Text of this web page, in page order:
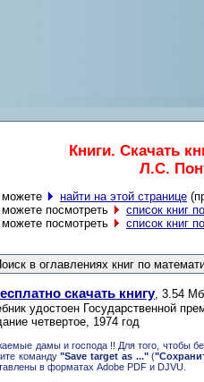
Книги. Скачать
Л.С.
найти на этой странице
посмотреть
список книг
посмотреть
список книг
скачать книгу, 3.54
удостоен Государственной
четвертое, 1974 год
дамы и господа !! Для того, чтобы
команду"Save target as ..."(
в форматах Adobe PDF и DJVU.